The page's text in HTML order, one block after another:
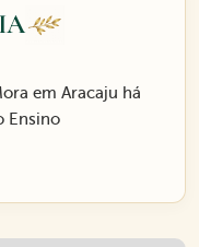
em Aracaju há
Ensino